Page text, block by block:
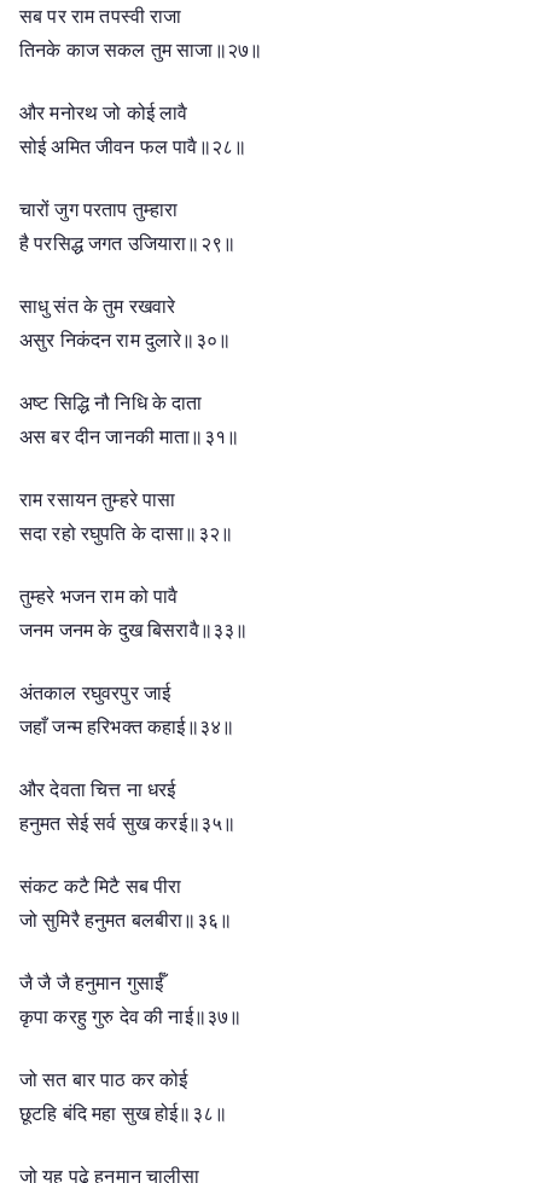
सब पर राम तपस्वी राजा
तिनके काज सकल तुम साजा॥२७॥
और मनोरथ जो कोई लावै
सोई अमित जीवन फल पावै॥२८॥
चारों जुग परताप तुम्हारा
है परसिद्ध जगत उजियारा॥२९॥
साधु संत के तुम रखवारे
असुर निकंदन राम दुलारे॥३०॥
अष्ट सिद्धि नौ निधि के दाता
अस बर दीन जानकी माता॥३१॥
राम रसायन तुम्हरे पासा
सदा रहो रघुपति के दासा॥३२॥
तुम्हरे भजन राम को पावै
जनम जनम के दुख बिसरावै॥३३॥
अंतकाल रघुवरपुर जाई
जहाँ जन्म हरिभक्त कहाई॥३४॥
और देवता चित्त ना धरई
हनुमत सेई सर्व सुख करई॥३५॥
संकट कटै मिटै सब पीरा
जो सुमिरै हनुमत बलबीरा॥३६॥
जै जै जै हनुमान गुसाईँ
कृपा करहु गुरु देव की नाई॥३७॥
जो सत बार पाठ कर कोई
छूटहि बंदि महा सुख होई॥३८॥
जो यह पढ़े हनुमान चालीसा